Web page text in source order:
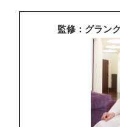
監修：グラン